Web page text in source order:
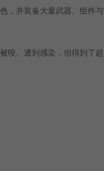
，并装备大量武器、组件
咬、遭到感染，但得到了